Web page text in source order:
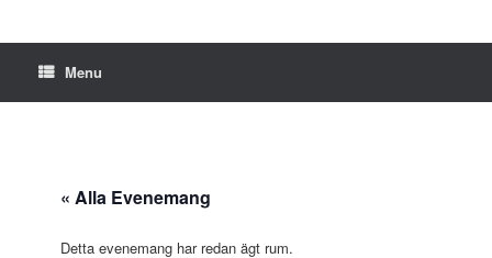
Menu
« Alla Evenemang
Detta evenemang har redan ägt rum.